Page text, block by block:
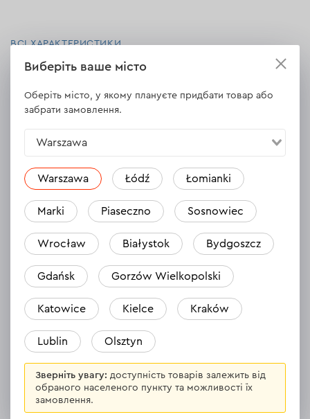
ВСІ ХАРАКТЕРИСТИКИ
Andrzej
Відповісти 1 відповідь
Konrad
Виберіть ваше місто
Оберіть місто, у якому плануєте придбати товар або
забрати замовлення.
Warszawa
Warszawa Łódź Łomianki
Marki Piaseczno Sosnowiec
Wrocław Białystok Bydgoszcz
Gdańsk Gorzów Wielkopolski
Katowice Kielce Kraków
Lublin Olsztyn
Зверніть увагу: доступність товарів залежить від
обраного населеного пункту та можливості їх
замовлення.